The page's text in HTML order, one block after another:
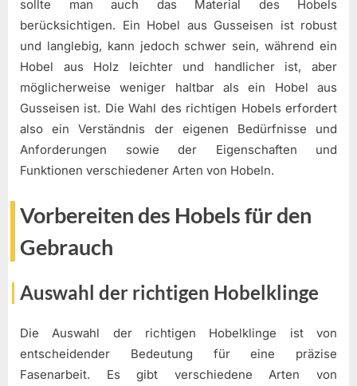
sollte man auch das Material des Hobels
berücksichtigen. Ein Hobel aus Gusseisen ist robust
und langlebig, kann jedoch schwer sein, während ein
Hobel aus Holz leichter und handlicher ist, aber
möglicherweise weniger haltbar als ein Hobel aus
Gusseisen ist. Die Wahl des richtigen Hobels erfordert
also ein Verständnis der eigenen Bedürfnisse und
Anforderungen sowie der Eigenschaften und
Funktionen verschiedener Arten von Hobeln.
Vorbereiten des Hobels für den
Gebrauch
Auswahl der richtigen Hobelklinge
Die Auswahl der richtigen Hobelklinge ist von
entscheidender Bedeutung für eine präzise
Fasenarbeit. Es gibt verschiedene Arten von